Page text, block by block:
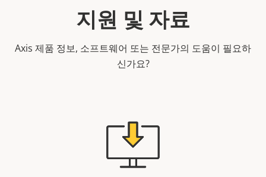
지원 및 자료
Axis 제품 정보, 소프트웨어 또는 전문가의 도움이 필요하
신가요?